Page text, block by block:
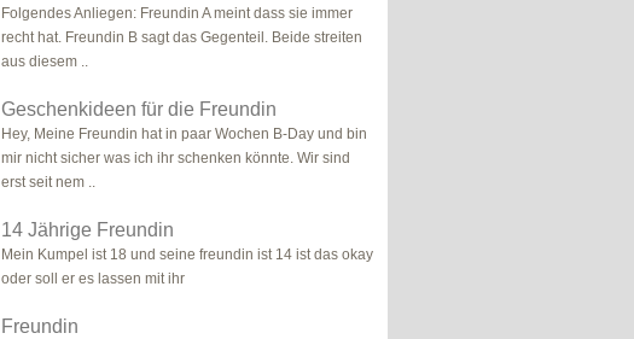
Folgendes Anliegen: Freundin A meint dass sie immer
recht hat. Freundin B sagt das Gegenteil. Beide streiten
aus diesem ..
Geschenkideen für die Freundin
Hey, Meine Freundin hat in paar Wochen B-Day und bin
mir nicht sicher was ich ihr schenken könnte. Wir sind
erst seit nem ..
14 Jährige Freundin
Mein Kumpel ist 18 und seine freundin ist 14 ist das okay
oder soll er es lassen mit ihr
Freundin